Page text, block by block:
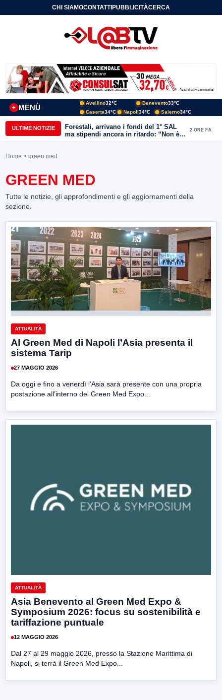
CHI SIAMOCONTATTIPUBBLICITÀCERCA
MENÙ
+
Avellino32°C Benevento33°C
Caserta34°C Napoli34°C Salerno34°C
ULTIME NOTIZIE
Forestali, arrivano i fondi del 1° SAL
ma stipendi ancora in ritardo: “Non è
più sostenibile”
2 ORE FA
Home > green med
GREEN MED
Tutte le notizie, gli approfondimenti e gli aggiornamenti della
sezione.
ATTUALITÀ
Al Green Med di Napoli l’Asia presenta il
sistema Tarip
27 MAGGIO 2026
Da oggi e fino a venerdì l’Asia sarà presente con una propria
postazione all’interno del Green Med Expo...
ATTUALITÀ
Asia Benevento al Green Med Expo &
Symposium 2026: focus su sostenibilità e
tariffazione puntuale
12 MAGGIO 2026
Dal 27 al 29 maggio 2026, presso la Stazione Marittima di
Napoli, si terrà il Green Med Expo...